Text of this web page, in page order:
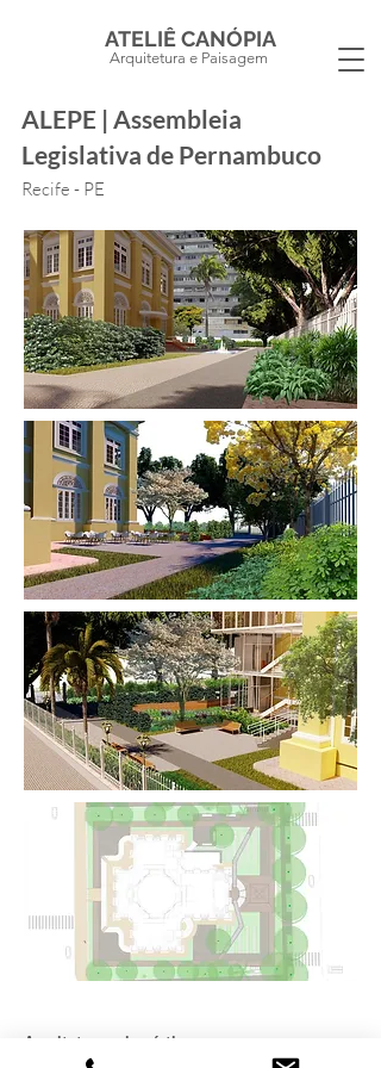
ATELIÊ CANÓPIA
Arquitetura e Paisagem
ALEPE | Assembleia
Legislativa de Pernambuco
Recife - PE
Arquitetura paisagística